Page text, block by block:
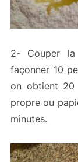
2- Couper
façonner 10
on obtient 20
propre ou
minutes.